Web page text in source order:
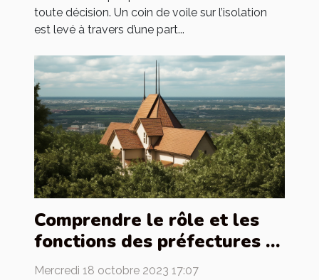
toute décision. Un coin de voile sur l’isolation
est levé à travers d’une part...
Comprendre le rôle et les
fonctions des préfectures et
sous-préfectures en France
Mercredi 18 octobre 2023 17:07